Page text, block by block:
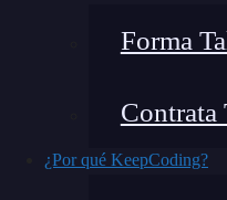
Forma
Contrata
¿Por qué KeepCoding?